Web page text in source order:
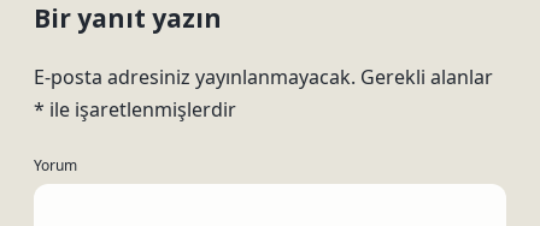
Bir yanıt yazın
E-posta adresiniz yayınlanmayacak. Gerekli alanlar
* ile işaretlenmişlerdir
Yorum